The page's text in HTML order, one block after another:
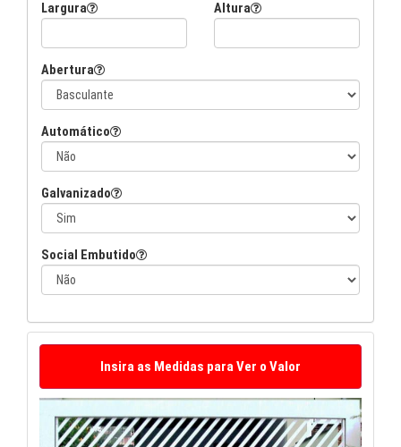
Largura Altura
Abertura
Automático
Galvanizado
Social Embutido